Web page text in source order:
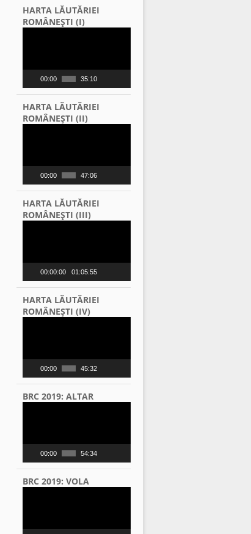
HARTA LĂUTĂRIEI
ROMÂNEŞTI (I)
00:00 35:10
HARTA LĂUTĂRIEI
ROMÂNEŞTI (II)
00:00 47:06
HARTA LĂUTĂRIEI
ROMÂNEŞTI (III)
00:00:00 01:05:55
HARTA LĂUTĂRIEI
ROMÂNEŞTI (IV)
00:00 45:32
BRC 2019: ALTAR
00:00 54:34
BRC 2019: VOLA